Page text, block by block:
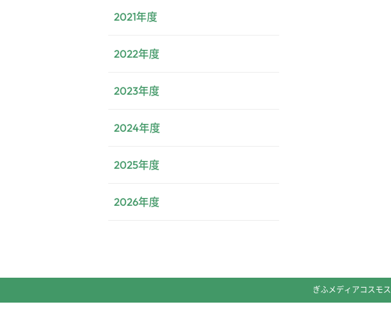
2021年度
2022年度
2023年度
2024年度
2025年度
2026年度
ぎふメディアコスモス